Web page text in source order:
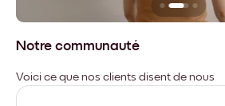
Notre communauté
Voici ce que nos clients disent de nous